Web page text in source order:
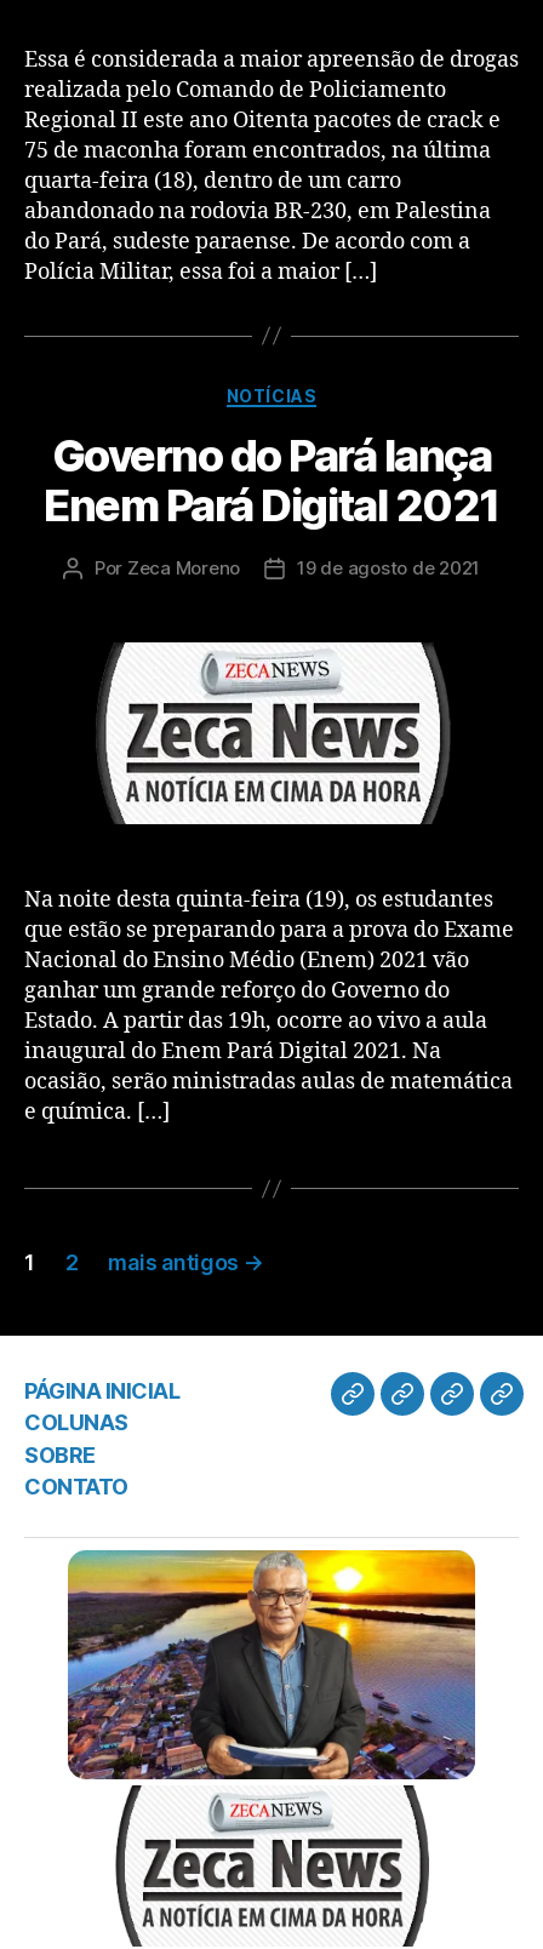
Essa é considerada a maior apreensão de drogas
realizada pelo Comando de Policiamento
Regional II este ano Oitenta pacotes de crack e
75 de maconha foram encontrados, na última
quarta-feira (18), dentro de um carro
abandonado na rodovia BR-230, em Palestina
do Pará, sudeste paraense. De acordo com a
Polícia Militar, essa foi a maior […]
NOTÍCIAS
Governo do Pará lança
Enem Pará Digital 2021
Por Zeca Moreno 19 de agosto de 2021
Na noite desta quinta-feira (19), os estudantes
que estão se preparando para a prova do Exame
Nacional do Ensino Médio (Enem) 2021 vão
ganhar um grande reforço do Governo do
Estado. A partir das 19h, ocorre ao vivo a aula
inaugural do Enem Pará Digital 2021. Na
ocasião, serão ministradas aulas de matemática
e química. […]
1 2 mais antigos →
PÁGINA INICIAL
COLUNAS
SOBRE
CONTATO